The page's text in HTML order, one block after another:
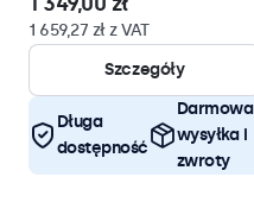
1 659,27 zł z VAT
Szczegóły
Długa
dostępność
Darmowa
wysyłka i
zwroty